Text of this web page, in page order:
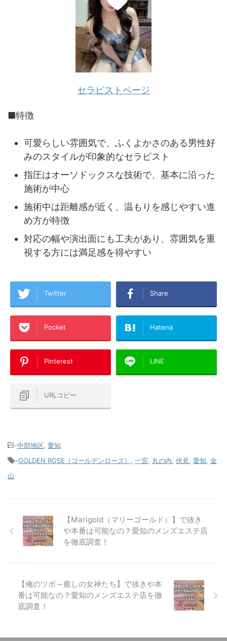
セラピストページ
■特徴
可愛らしい雰囲気で、ふくよかさのある男性好
みのスタイルが印象的なセラピスト
指圧はオーソドックスな技術で、基本に沿った
施術が中心
施術中は距離感が近く、温もりを感じやすい進
め方が特徴
対応の幅や演出面にも工夫があり、雰囲気を重
視する方には満足感を得やすい
Twitter Share
Pocket Hatena
Pinterest LINE
URLコピー
-中部地区, 愛知
-GOLDEN ROSE（ゴールデンローズ） , 一宮, 丸の内, 伏見, 愛知, 金
山
【Marigold（マリーゴールド）】で抜き
や本番は可能なの？愛知のメンズエステ店
を徹底調査！
【俺のツボ～癒しの女神たち】で抜きや本
番は可能なの？愛知のメンズエステ店を徹
底調査！